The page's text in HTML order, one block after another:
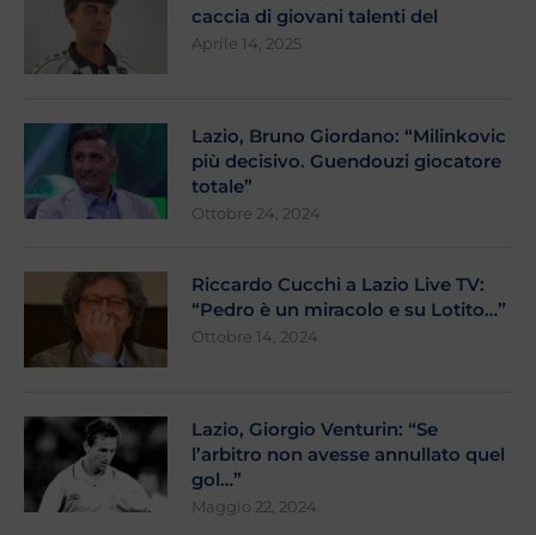
caccia di giovani talenti del
Aprile 14, 2025
Lazio, Bruno Giordano: “Milinkovic
più decisivo. Guendouzi giocatore
totale”
Ottobre 24, 2024
Riccardo Cucchi a Lazio Live TV:
“Pedro è un miracolo e su Lotito…”
Ottobre 14, 2024
Lazio, Giorgio Venturin: “Se
l’arbitro non avesse annullato quel
gol…”
Maggio 22, 2024